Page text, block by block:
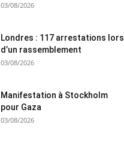
03/08/2026
Londres : 117 arrestations lors
d’un rassemblement
03/08/2026
Manifestation à Stockholm
pour Gaza
03/08/2026